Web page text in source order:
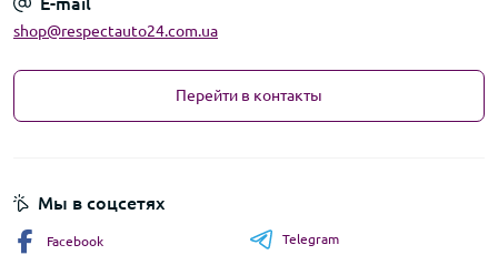
shop@respectauto24.com.ua
Перейти в контакты
Мы в соцсетях
Facebook Telegram